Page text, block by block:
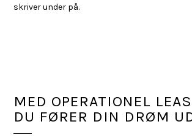
skriver under på.
MED OPERATIONEL
DU FØRER DIN DRØM